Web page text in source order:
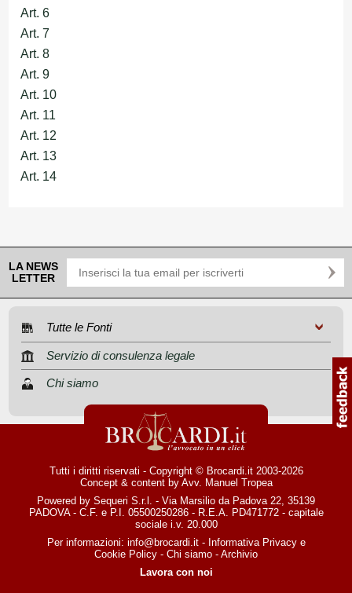
Art. 6
Art. 7
Art. 8
Art. 9
Art. 10
Art. 11
Art. 12
Art. 13
Art. 14
LA NEWS
LETTER
Tutte le Fonti
Servizio di consulenza legale
Chi siamo
Tutti i diritti riservati - Copyright © Brocardi.it 2003-2026
Concept & content by Avv. Manuel Tropea
Powered by Sequeri S.r.l. - Via Marsilio da Padova 22, 35139
PADOVA - C.F. e P.I. 05500250286 - R.E.A. PD471772 - capitale
sociale i.v. 20.000
Per informazioni: info@brocardi.it- Informativa Privacye
Cookie Policy - Chi siamo - Archivio
Lavora con noi